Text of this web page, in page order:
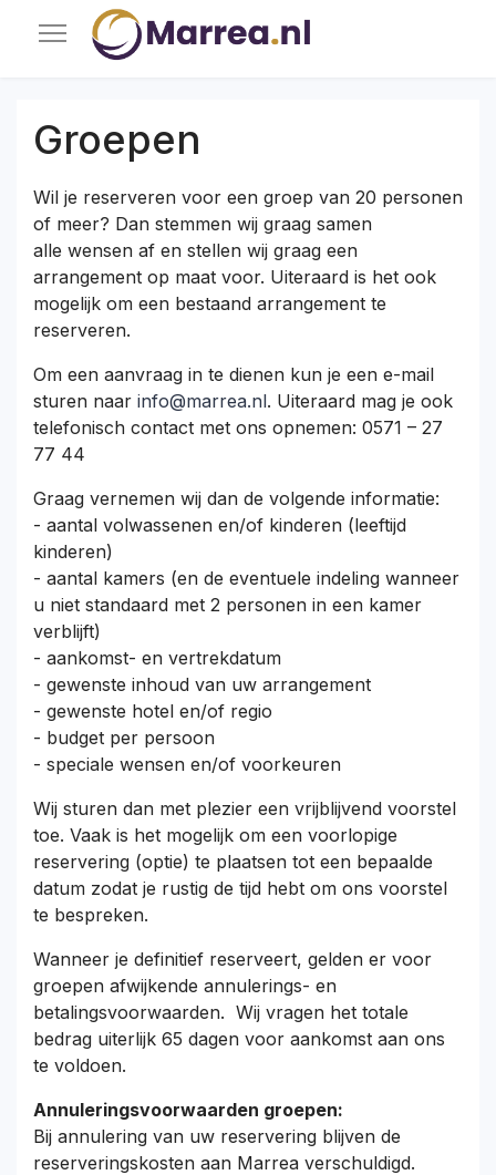
Groepen
Wil je reserveren voor een groep van 20 personen
of meer? Dan stemmen wij graag samen
alle wensen af en stellen wij graag een
arrangement op maat voor. Uiteraard is het ook
mogelijk om een bestaand arrangement te
reserveren.
Om een aanvraag in te dienen kun je een e-mail
sturen naar info@marrea.nl. Uiteraard mag je ook
telefonisch contact met ons opnemen: 0571 – 27
77 44
Graag vernemen wij dan de volgende informatie:
- aantal volwassenen en/of kinderen (leeftijd
kinderen)
- aantal kamers (en de eventuele indeling wanneer
u niet standaard met 2 personen in een kamer
verblijft)
- aankomst- en vertrekdatum
- gewenste inhoud van uw arrangement
- gewenste hotel en/of regio
- budget per persoon
- speciale wensen en/of voorkeuren
Wij sturen dan met plezier een vrijblijvend voorstel
toe. Vaak is het mogelijk om een voorlopige
reservering (optie) te plaatsen tot een bepaalde
datum zodat je rustig de tijd hebt om ons voorstel
te bespreken.
Wanneer je definitief reserveert, gelden er voor
groepen afwijkende annulerings- en
betalingsvoorwaarden. Wij vragen het totale
bedrag uiterlijk 65 dagen voor aankomst aan ons
te voldoen. ​
Annuleringsvoorwaarden groepen:
Bij annulering van uw reservering blijven de
reserveringskosten aan Marrea verschuldigd.